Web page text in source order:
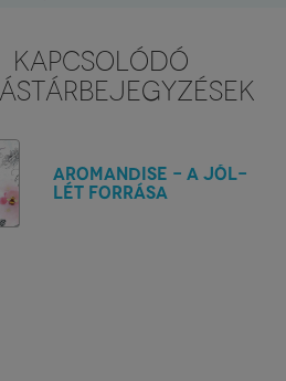
KAPCSOLÓDÓ
Aromandise - A jól-
lét forrása